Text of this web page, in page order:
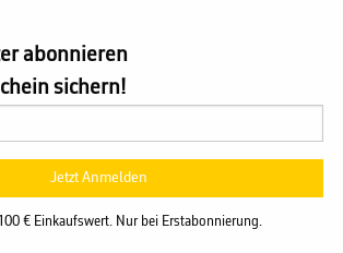
abonnieren
sichern!
Jetzt Anmelden
€ Einkaufswert. Nur bei Erstabonnierung.